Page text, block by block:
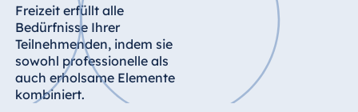
Hotel Ulm
Star-Apart Hansa
Hotel Wiesbaden
Hotel Würzburg
Freizeit erfüllt alle
Bedürfnisse Ihrer
Teilnehmenden, indem sie
sowohl professionelle als
auch erholsame Elemente
kombiniert.